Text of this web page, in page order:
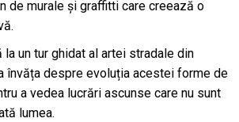
de murale și graffitti care creează o
la un tur ghidat al artei stradale din
învăța despre evoluția acestei forme de
a vedea lucrări ascunse care nu sunt
lumea.